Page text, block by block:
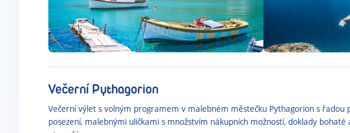
Večerní Pythagorion
Večerní výlet s volným programem v malebném městečku Pythagorion s řadou
posezení, malebnými uličkami s množstvím nákupních možností, doklady